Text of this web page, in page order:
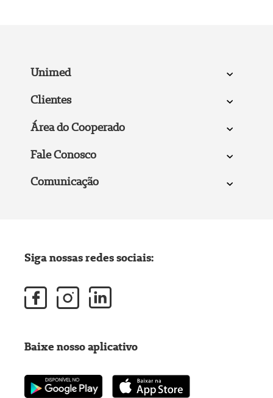
Unimed
Clientes
Área do Cooperado
Fale Conosco
Comunicação
Siga nossas redes sociais:
Baixe nosso aplicativo